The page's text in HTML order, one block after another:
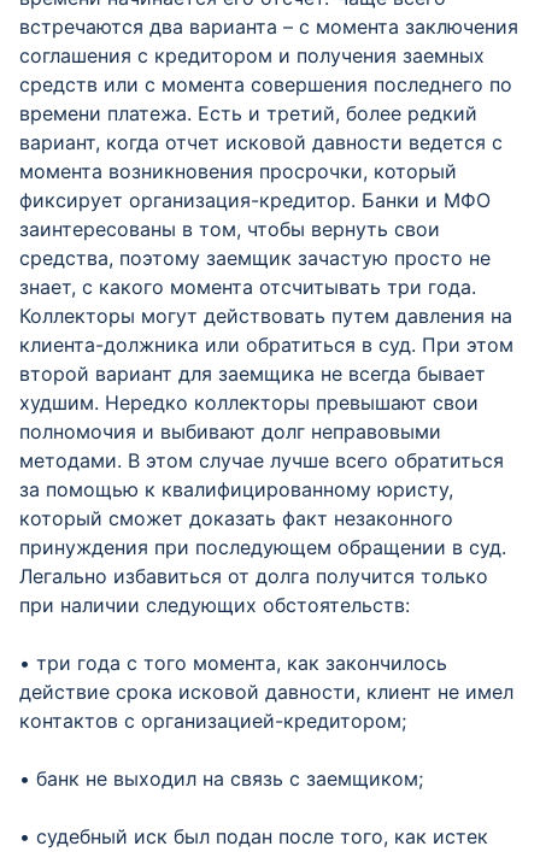
встречаются два варианта – с момента заключения
соглашения с кредитором и получения заемных
средств или с момента совершения последнего по
времени платежа. Есть и третий, более редкий
вариант, когда отчет исковой давности ведется с
момента возникновения просрочки, который
фиксирует организация-кредитор. Банки и МФО
заинтересованы в том, чтобы вернуть свои
средства, поэтому заемщик зачастую просто не
знает, с какого момента отсчитывать три года.
Коллекторы могут действовать путем давления на
клиента-должника или обратиться в суд. При этом
второй вариант для заемщика не всегда бывает
худшим. Нередко коллекторы превышают свои
полномочия и выбивают долг неправовыми
методами. В этом случае лучше всего обратиться
за помощью к квалифицированному юристу,
который сможет доказать факт незаконного
принуждения при последующем обращении в суд.
Легально избавиться от долга получится только
при наличии следующих обстоятельств:
• три года с того момента, как закончилось
действие срока исковой давности, клиент не имел
контактов с организацией-кредитором;
• банк не выходил на связь с заемщиком;
• судебный иск был подан после того, как истек